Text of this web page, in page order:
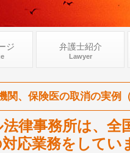
関、保険医の取消の実例
律事務所は、全
応業務をしてい
ジ 弁護士紹介
Lawyer